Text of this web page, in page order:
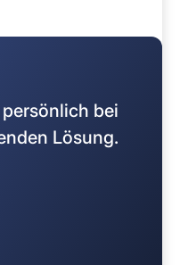
bei
Lösung.